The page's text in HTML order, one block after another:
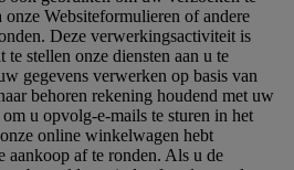
Websiteformulieren of andere
Deze verwerkingsactiviteit is
te stellen onze diensten aan u te
gegevens verwerken op basis van
behoren rekening houdend met uw
u opvolg-e-mails te sturen in het
online winkelwagen hebt
aankoop af te ronden. Als u de